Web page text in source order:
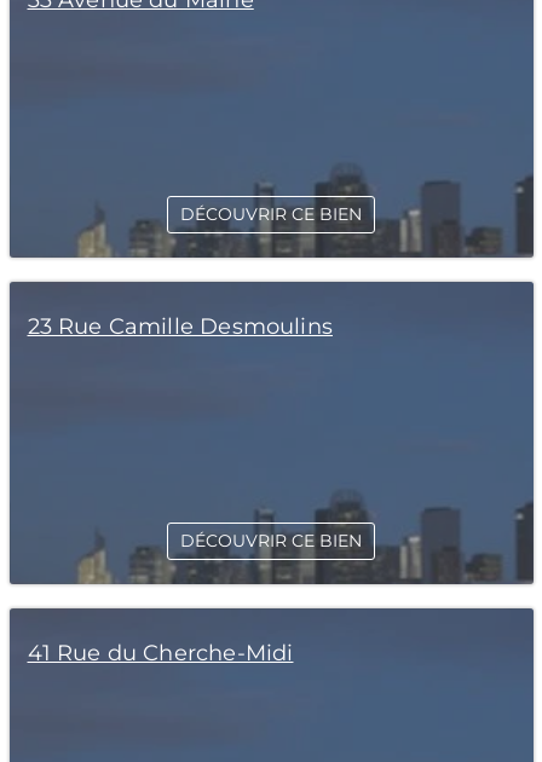
DÉCOUVRIR CE BIEN
23 Rue Camille Desmoulins
DÉCOUVRIR CE BIEN
41 Rue du Cherche-Midi